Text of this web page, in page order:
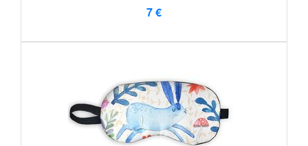
7 €